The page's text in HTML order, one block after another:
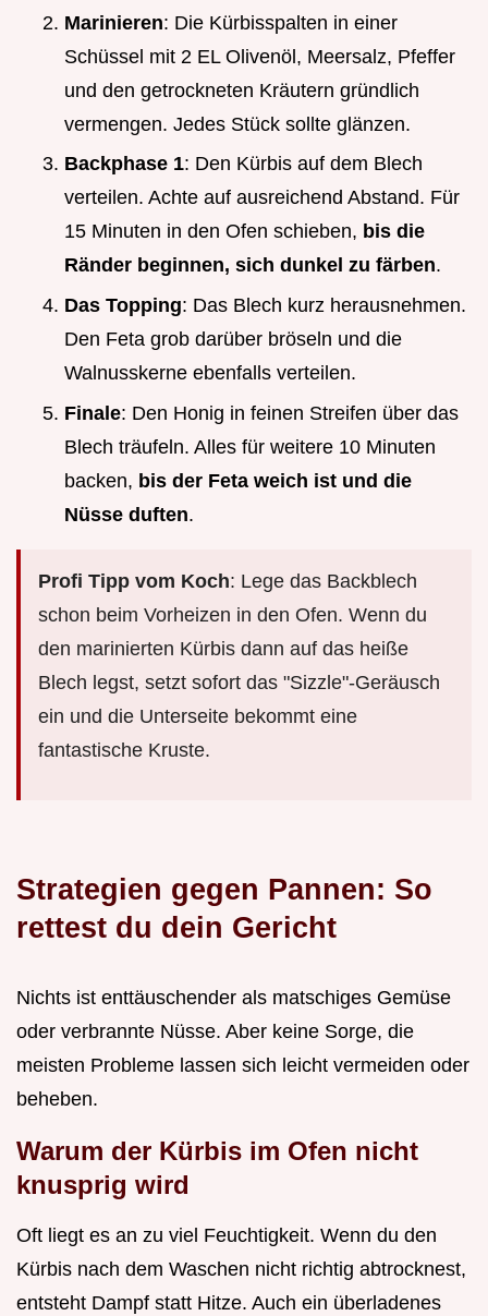
Marinieren: Die Kürbisspalten in einer
Schüssel mit 2 EL Olivenöl, Meersalz, Pfeffer
und den getrockneten Kräutern gründlich
vermengen. Jedes Stück sollte glänzen.
Backphase 1: Den Kürbis auf dem Blech
verteilen. Achte auf ausreichend Abstand. Für
15 Minuten in den Ofen schieben, bis die
Ränder beginnen, sich dunkel zu färben.
Das Topping: Das Blech kurz herausnehmen.
Den Feta grob darüber bröseln und die
Walnusskerne ebenfalls verteilen.
Finale: Den Honig in feinen Streifen über das
Blech träufeln. Alles für weitere 10 Minuten
backen, bis der Feta weich ist und die
Nüsse duften.
Profi Tipp vom Koch: Lege das Backblech
schon beim Vorheizen in den Ofen. Wenn du
den marinierten Kürbis dann auf das heiße
Blech legst, setzt sofort das "Sizzle"-Geräusch
ein und die Unterseite bekommt eine
fantastische Kruste.
Strategien gegen Pannen: So
rettest du dein Gericht
Nichts ist enttäuschender als matschiges Gemüse
oder verbrannte Nüsse. Aber keine Sorge, die
meisten Probleme lassen sich leicht vermeiden oder
beheben.
Warum der Kürbis im Ofen nicht
knusprig wird
Oft liegt es an zu viel Feuchtigkeit. Wenn du den
Kürbis nach dem Waschen nicht richtig abtrocknest,
entsteht Dampf statt Hitze. Auch ein überladenes